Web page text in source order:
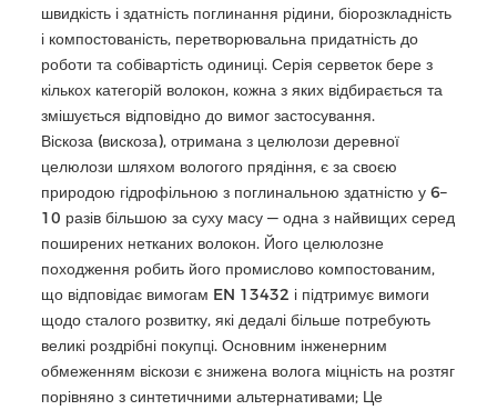
швидкість і здатність поглинання рідини, біорозкладність
і компостованість, перетворювальна придатність до
роботи та собівартість одиниці. Серія серветок бере з
кількох категорій волокон, кожна з яких відбирається та
змішується відповідно до вимог застосування.
Віскоза (вискоза), отримана з целюлози деревної
целюлози шляхом вологого прядіння, є за своєю
природою гідрофільною з поглинальною здатністю у 6–
10 разів більшою за суху масу — одна з найвищих серед
поширених нетканих волокон. Його целюлозне
походження робить його промислово компостованим,
що відповідає вимогам EN 13432 і підтримує вимоги
щодо сталого розвитку, які дедалі більше потребують
великі роздрібні покупці. Основним інженерним
обмеженням віскози є знижена волога міцність на розтяг
порівняно з синтетичними альтернативами; Це